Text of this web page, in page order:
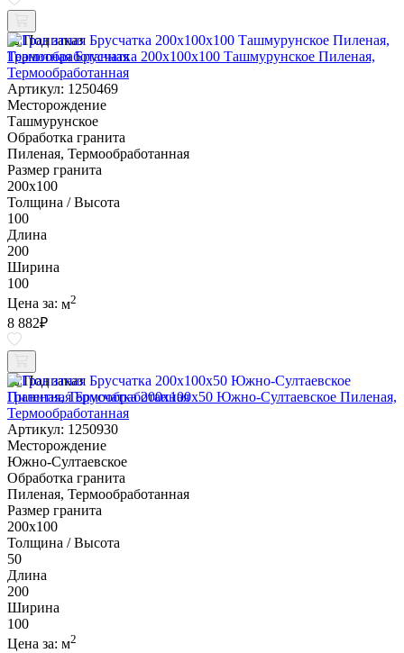
Под заказ
Гранитная Брусчатка 200х100x100 Ташмурунское Пиленая,
Термообработанная
Артикул: 1250469
Месторождение
Ташмурунское
Обработка гранита
Пиленая, Термообработанная
Размер гранита
200х100
Толщина / Высота
100
Длина
200
Ширина
100
Цена за: м2
8 882₽
Под заказ
Гранитная Брусчатка 200х100x50 Южно-Султаевское Пиленая,
Термообработанная
Артикул: 1250930
Месторождение
Южно-Султаевское
Обработка гранита
Пиленая, Термообработанная
Размер гранита
200х100
Толщина / Высота
50
Длина
200
Ширина
100
Цена за: м2